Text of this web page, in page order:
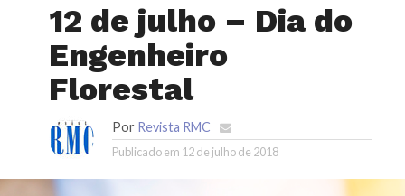
12 de julho – Dia do
Engenheiro
Florestal
Por Revista RMC
Publicado em 12 de julho de 2018